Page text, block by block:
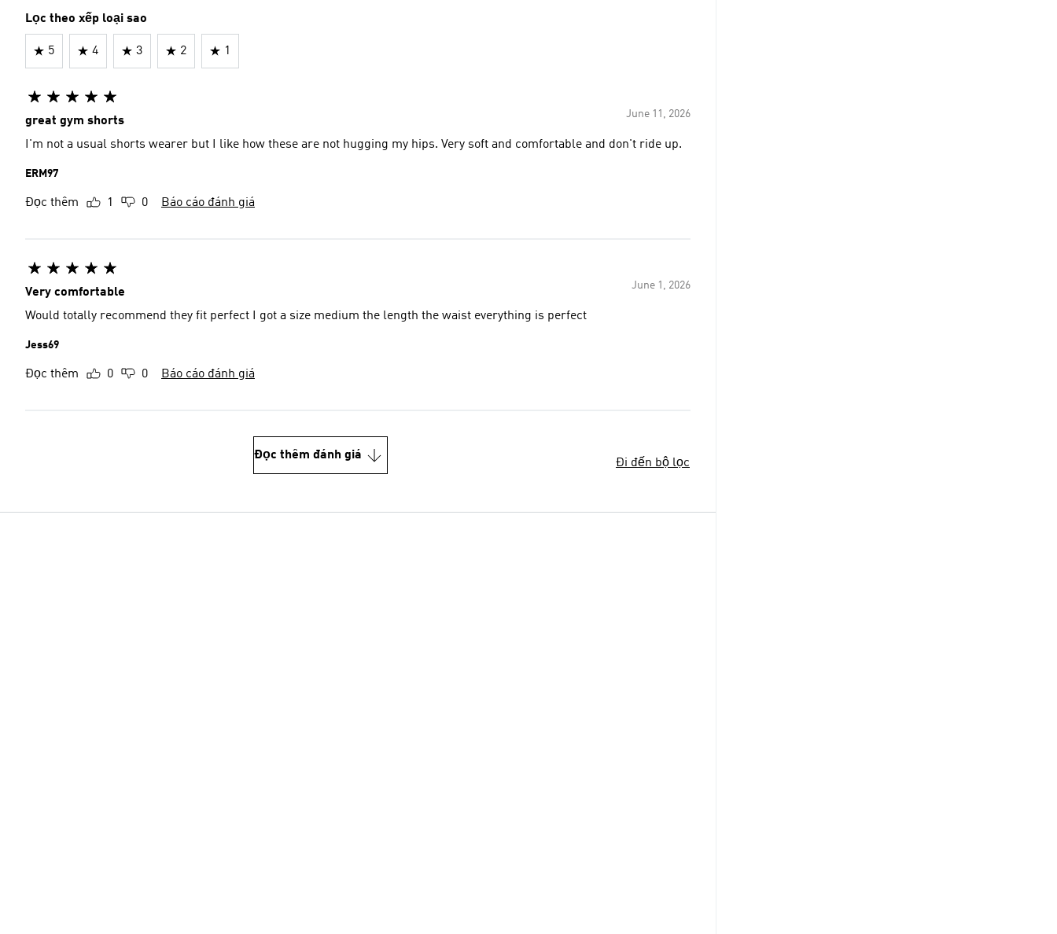
Lọc theo xếp loại sao
5 4 3 2 1
June 11, 2026
great gym shorts
I'm not a usual shorts wearer but I like how these are not hugging my hips. Very soft and comfortable and don't ride up.
ERM97
Đọc thêm 1 0 Báo cáo đánh giá
June 1, 2026
Very comfortable
Would totally recommend they fit perfect I got a size medium the length the waist everything is perfect
Jess69
Đọc thêm 0 0 Báo cáo đánh giá
Đọc thêm đánh giá
Đi đến bộ lọc